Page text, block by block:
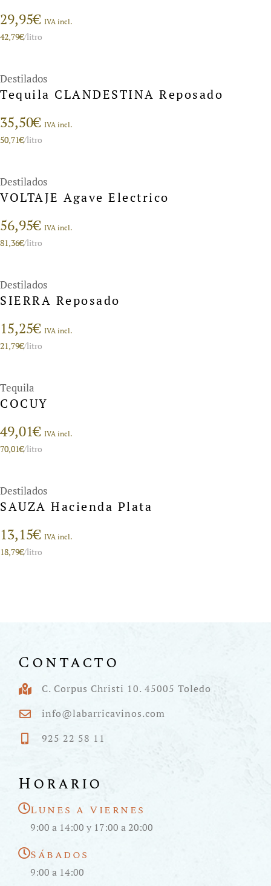
29,95€ IVA incl.
42,79€/litro
Destilados
Tequila CLANDESTINA Reposado
35,50€ IVA incl.
50,71€/litro
Destilados
VOLTAJE Agave Electrico
56,95€ IVA incl.
81,36€/litro
Destilados
SIERRA Reposado
15,25€ IVA incl.
21,79€/litro
Tequila
COCUY
49,01€ IVA incl.
70,01€/litro
Destilados
SAUZA Hacienda Plata
13,15€ IVA incl.
18,79€/litro
Contacto
C. Corpus Christi 10. 45005 Toledo
info@labarricavinos.com
925 22 58 11
Horario
Lunes a Viernes
9:00 a 14:00 y 17:00 a 20:00
Sábados
9:00 a 14:00